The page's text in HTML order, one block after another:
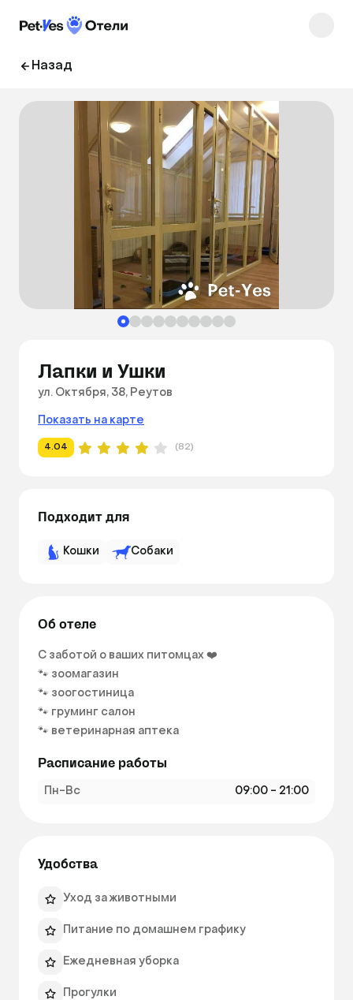
Назад
Лапки и Ушки
ул. Октября, 38, Реутов
Показать на карте
4.04 (82)
Подходит для
Кошки Собаки
Об отеле
С заботой о ваших питомцах ❤️
🐾 зоомагазин
🐾 зоогостиница
🐾 груминг салон
🐾 ветеринарная аптека
Расписание работы
Пн-Вс 09:00 - 21:00
Удобства
Уход за животными
Питание по домашнем графику
Ежедневная уборка
Прогулки